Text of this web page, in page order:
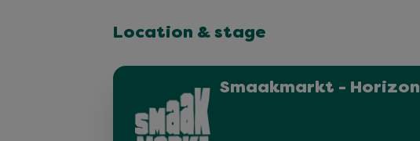
Location & stage
Smaakmarkt - Horizon